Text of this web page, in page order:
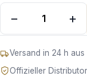
− +
Versand in 24 h
Offizieller